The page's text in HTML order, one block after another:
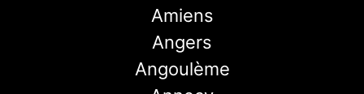
Amiens
Angers
Angoulème